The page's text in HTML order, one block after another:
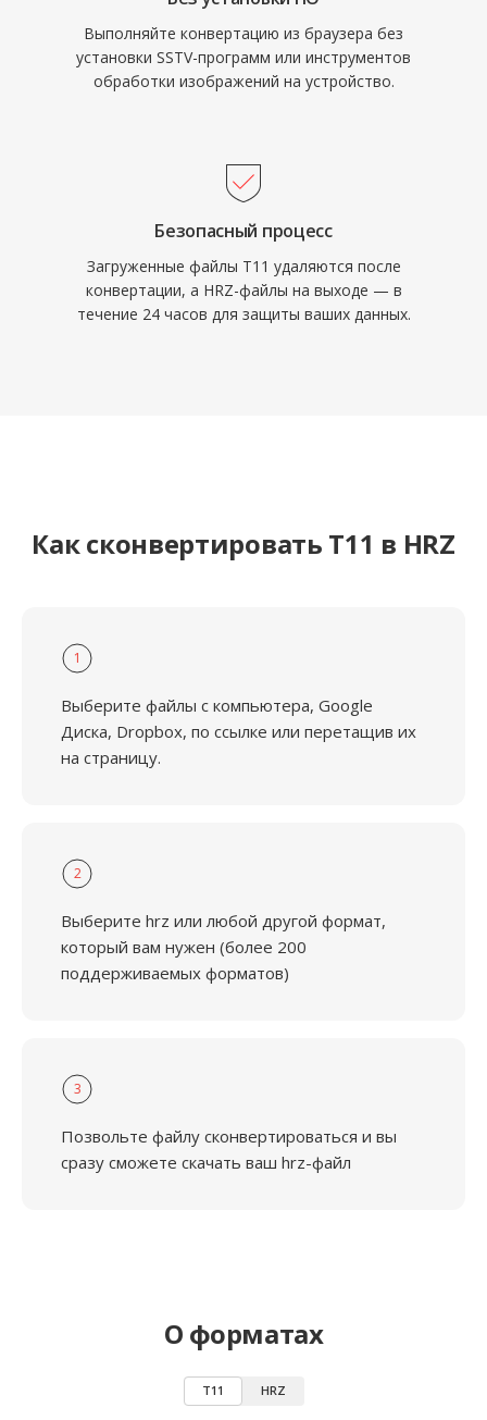
Выполняйте конвертацию из браузера без
установки SSTV-программ или инструментов
обработки изображений на устройство.
Безопасный процесс
Загруженные файлы T11 удаляются после
конвертации, а HRZ-файлы на выходе — в
течение 24 часов для защиты ваших данных.
Как сконвертировать T11 в HRZ
1
Выберите файлы с компьютера, Google
Диска, Dropbox, по ссылке или перетащив их
на страницу.
2
Выберите hrz или любой другой формат,
который вам нужен (более 200
поддерживаемых форматов)
3
Позвольте файлу сконвертироваться и вы
сразу сможете скачать ваш hrz-файл
О форматах
T11 HRZ